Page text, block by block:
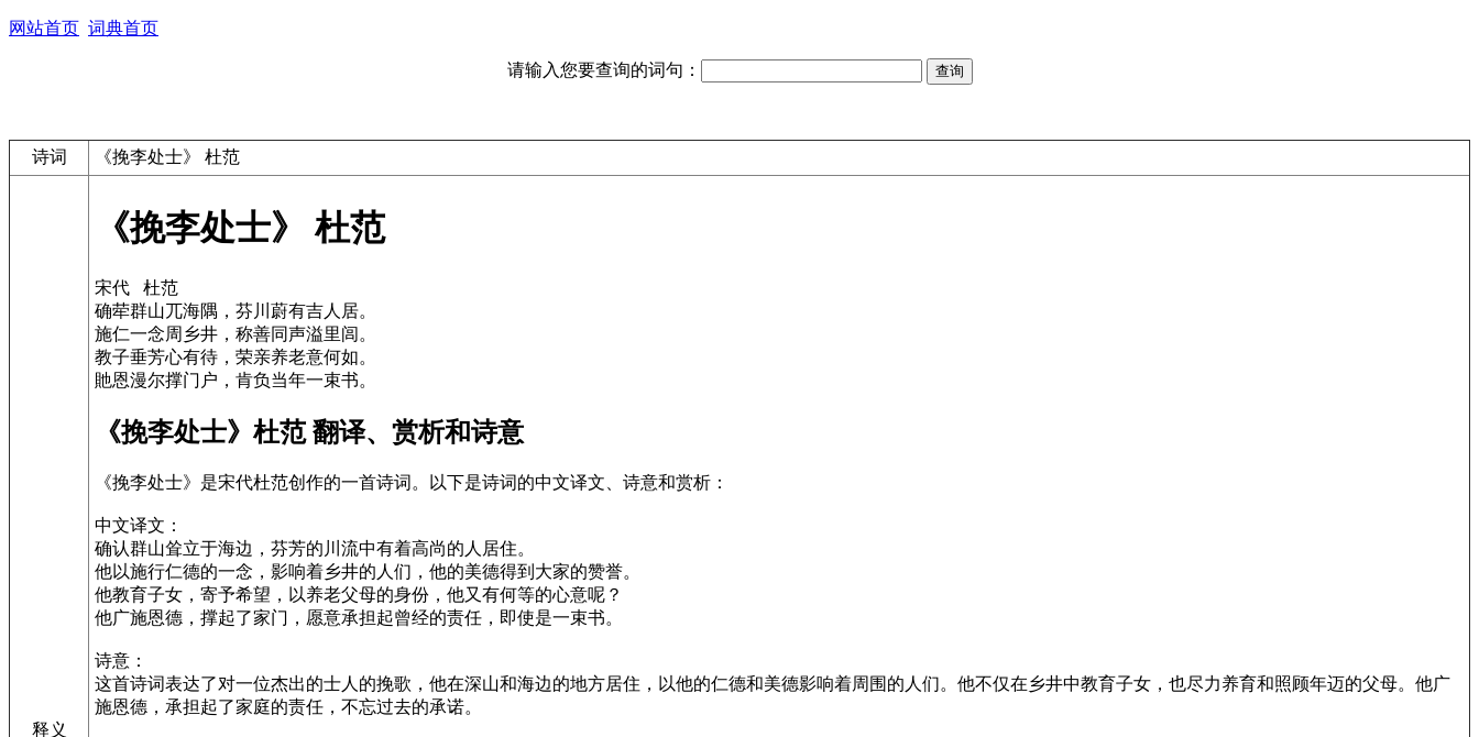
网站首页 词典首页
请输入您要查询的词句：
诗词 《挽李处士》 杜范
释义
《挽李处士》 杜范
宋代 杜范
确荦群山兀海隅，芬川蔚有吉人居。
施仁一念周乡井，称善同声溢里闾。
教子垂芳心有待，荣亲养老意何如。
貤恩漫尔撑门户，肯负当年一束书。
《挽李处士》杜范 翻译、赏析和诗意
《挽李处士》是宋代杜范创作的一首诗词。以下是诗词的中文译文、诗意和赏析：
中文译文：
确认群山耸立于海边，芬芳的川流中有着高尚的人居住。
他以施行仁德的一念，影响着乡井的人们，他的美德得到大家的赞誉。
他教育子女，寄予希望，以养老父母的身份，他又有何等的心意呢？
他广施恩德，撑起了家门，愿意承担起曾经的责任，即使是一束书。
诗意：
这首诗词表达了对一位杰出的士人的挽歌，他在深山和海边的地方居住，以他的仁德和美德影响着周围的人们。他不仅在乡井中教育子女，也尽力养育和照顾年迈的父母。他广
施恩德，承担起了家庭的责任，不忘过去的承诺。